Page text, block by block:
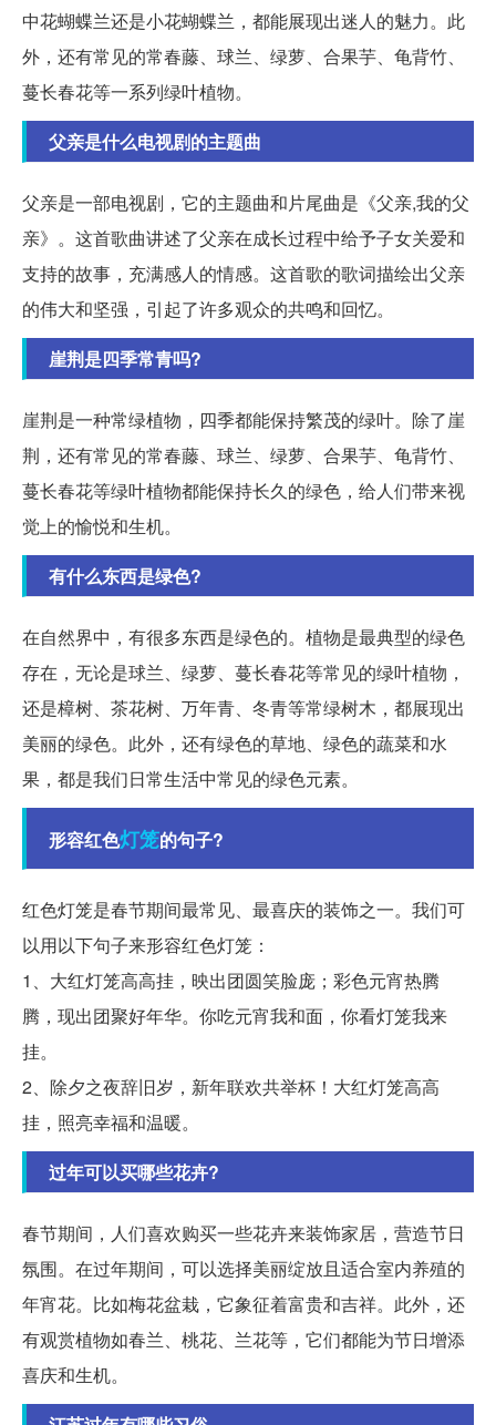
中花蝴蝶兰还是小花蝴蝶兰，都能展现出迷人的魅力。此
外，还有常见的常春藤、球兰、绿萝、合果芋、龟背竹、
蔓长春花等一系列绿叶植物。
父亲是什么电视剧的主题曲
父亲是一部电视剧，它的主题曲和片尾曲是《父亲,我的父
亲》。这首歌曲讲述了父亲在成长过程中给予子女关爱和
支持的故事，充满感人的情感。这首歌的歌词描绘出父亲
的伟大和坚强，引起了许多观众的共鸣和回忆。
崖荆是四季常青吗?
崖荆是一种常绿植物，四季都能保持繁茂的绿叶。除了崖
荆，还有常见的常春藤、球兰、绿萝、合果芋、龟背竹、
蔓长春花等绿叶植物都能保持长久的绿色，给人们带来视
觉上的愉悦和生机。
有什么东西是绿色?
在自然界中，有很多东西是绿色的。植物是最典型的绿色
存在，无论是球兰、绿萝、蔓长春花等常见的绿叶植物，
还是樟树、茶花树、万年青、冬青等常绿树木，都展现出
美丽的绿色。此外，还有绿色的草地、绿色的蔬菜和水
果，都是我们日常生活中常见的绿色元素。
形容红色灯笼的句子?
红色灯笼是春节期间最常见、最喜庆的装饰之一。我们可
以用以下句子来形容红色灯笼：
1、大红灯笼高高挂，映出团圆笑脸庞；彩色元宵热腾
腾，现出团聚好年华。你吃元宵我和面，你看灯笼我来
挂。
2、除夕之夜辞旧岁，新年联欢共举杯！大红灯笼高高
挂，照亮幸福和温暖。
过年可以买哪些花卉?
春节期间，人们喜欢购买一些花卉来装饰家居，营造节日
氛围。在过年期间，可以选择美丽绽放且适合室内养殖的
年宵花。比如梅花盆栽，它象征着富贵和吉祥。此外，还
有观赏植物如春兰、桃花、兰花等，它们都能为节日增添
喜庆和生机。